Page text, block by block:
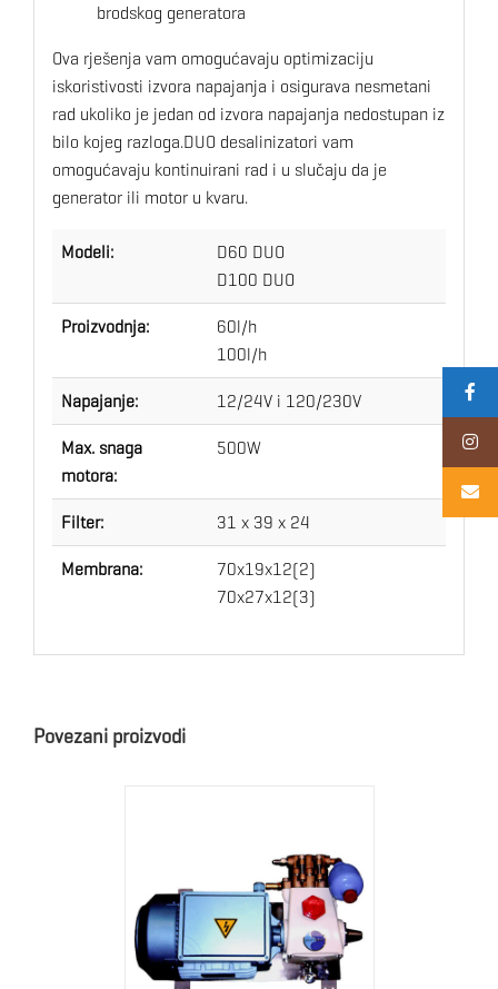
brodskog generatora
Ova rješenja vam omogućavaju optimizaciju
iskoristivosti izvora napajanja i osigurava nesmetani
rad ukoliko je jedan od izvora napajanja nedostupan iz
bilo kojeg razloga.DUO desalinizatori vam
omogućavaju kontinuirani rad i u slučaju da je
generator ili motor u kvaru.
Modeli:
D60 DUO
D100 DUO
Proizvodnja:
60l/h
100l/h
Napajanje: 12/24V i 120/230V
Max. snaga
motora:
500W
Filter: 31 x 39 x 24
Membrana:
70x19x12(2)
70x27x12(3)
Povezani proizvodi